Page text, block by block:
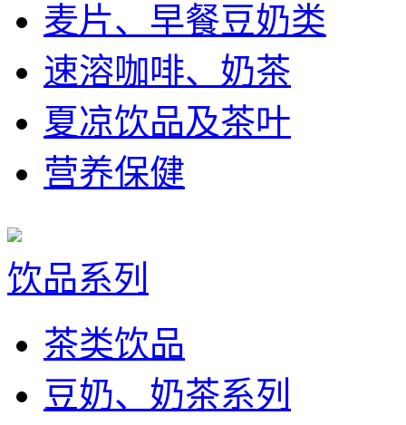
麦片、早餐豆奶类
速溶咖啡、奶茶
夏凉饮品及茶叶
营养保健
饮品系列
茶类饮品
豆奶、奶茶系列